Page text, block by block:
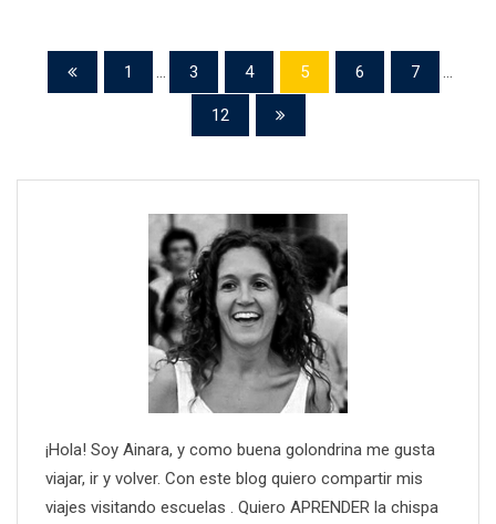
1 3 4 5 6 7
12
¡Hola! Soy Ainara, y como buena golondrina me gusta
viajar, ir y volver. Con este blog quiero compartir mis
viajes visitando escuelas . Quiero APRENDER la chispa